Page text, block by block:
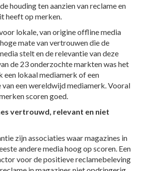
houding ten aanzien van reclame en
heeft op merken.
lokale, van origine offline media
mate van vertrouwen die de
stelt en de relevantie van deze
de 23 onderzochte markten was het
een lokaal mediamerk of een
een wereldwijd mediamerk. Vooral
scoren goed.
vertrouwd, relevant en niet
zijn associaties waar magazines in
andere media hoog op scoren. Een
voor de positieve reclamebeleving